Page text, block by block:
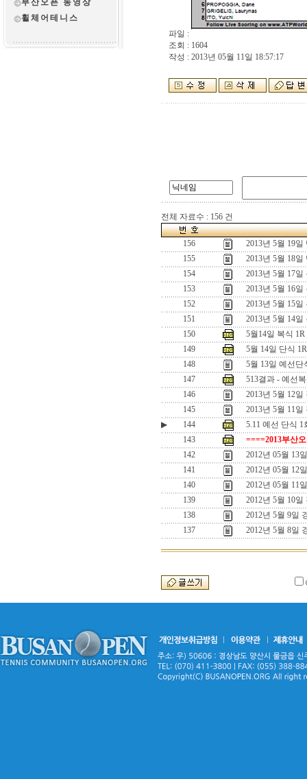
부산오픈 동영상
휠체어테니스
파일 :
조회 : 1604
작성 : 2013년 05월 11일 18:57:17
전체 자료수 : 156 건
156
2013년 5월 19
155
2013년 5월 18
154
2013년 5월 17
153
2013년 5월 16
152
2013년 5월 15
151
2013년 5월 14
150
5월14일 복식
149
5월 14일 단식
148
5월 13일 예선단
147
513결과 - 예선
146
2013년 5월 12
145
2013년 5월 11일
▶
144
5.11 예선 단식 1
143
====2013부산
142
2012년 05월 13
141
2012년 05월 12
140
2012년 05월 11
139
2012년 5월 10일
138
2012년 5월 9일
137
2012년 5월 8일